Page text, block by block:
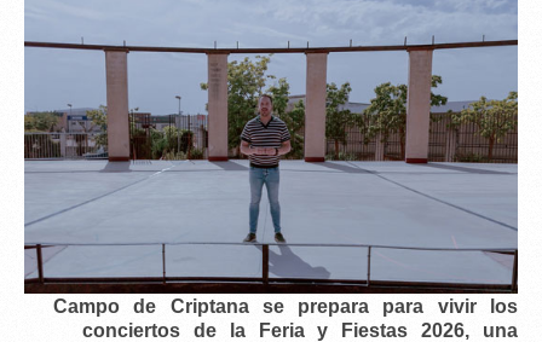
Campo de Criptana se prepara para vivir los
conciertos de la Feria y Fiestas 2026, una